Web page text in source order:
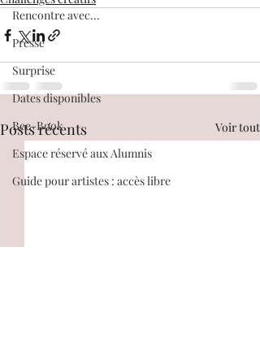
Rencontre avec...
Presse
Surprise
Dates disponibles
Bee-Book
Espace réservé aux Alumnis
Guide pour artistes : accès libre
Posts récents Voir tout